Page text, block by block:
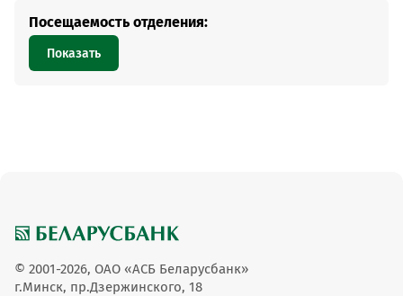
Посещаемость отделения:
Показать
© 2001-2026, ОАО «АСБ Беларусбанк»
г.Минск, пр.Дзержинского, 18